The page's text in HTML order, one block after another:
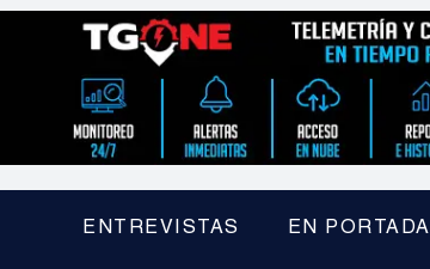
ENTREVISTAS EN PORTADA